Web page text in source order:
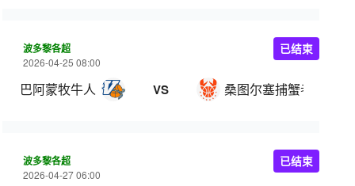
波多黎各超
2026-04-25 08:00
巴阿蒙牧牛人 VS 桑图尔塞捕蟹者
已结束
波多黎各超
2026-04-27 06:00
已结束